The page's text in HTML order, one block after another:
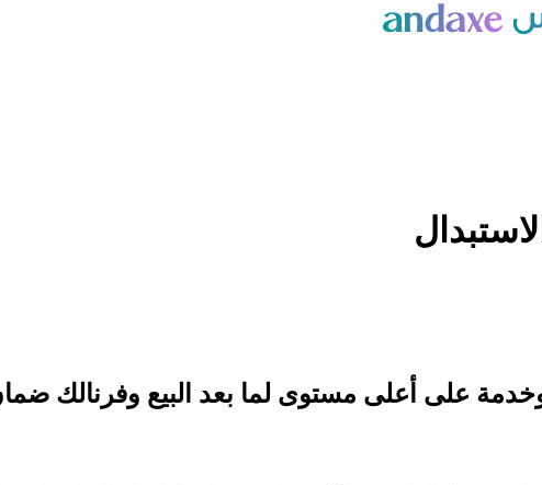
على أعلى مستوى لما بعد البيع وفرنالك